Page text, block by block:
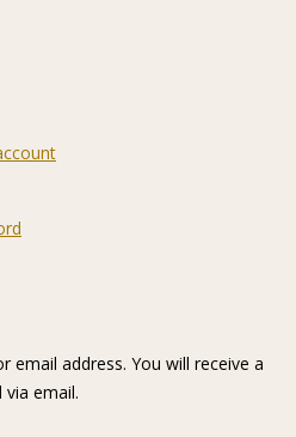
email address. You will receive a
email.